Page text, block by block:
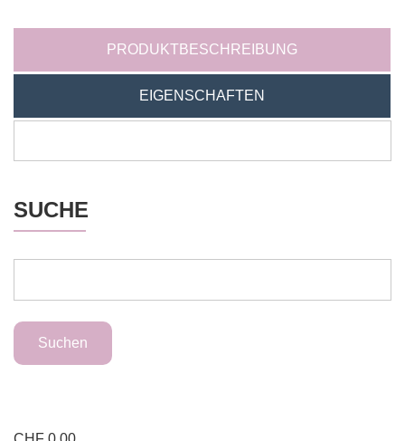
PRODUKTBESCHREIBUNG
EIGENSCHAFTEN
SUCHE